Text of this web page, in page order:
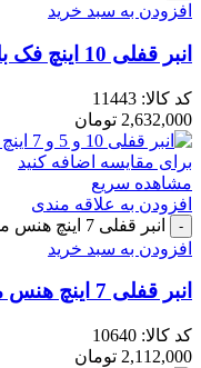
افزودن به سبد خرید
انبر قفلی 10 اینچ فک بلند ای کرافت مدل A033010
کد کالا: 11443
2,632,000 تومان
برای مقایسه اضافه کنید
مشاهده سریع
افزودن به علاقه مندی
انبر قفلی 7 اینچ هنس مدل 07-1803 عدد
افزودن به سبد خرید
انبر قفلی 7 اینچ هنس مدل 07-1803
کد کالا: 10640
2,112,000 تومان